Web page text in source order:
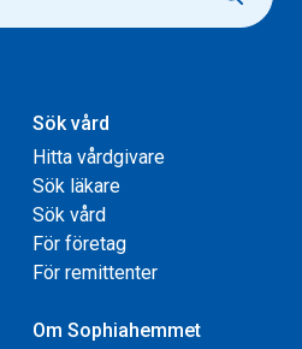
Sök vård
Hitta vårdgivare
Sök läkare
Sök vård
För företag
För remittenter
Om Sophiahemmet